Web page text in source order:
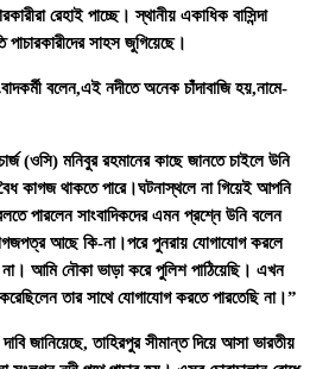
রেহাই পাচ্ছে। স্থানীয় একাধিক বাসিন্দা
সাহস জুগিয়েছে।
বলেন,এই নদীতে অনেক চাঁদাবাজি হয়,নামে-
(ওসি) মনিবুর রহমানের কাছে জানতে চাইলে উনি
কাগজ থাকতে পারে।ঘটনাস্থলে না গিয়েই আপনি
পারলেন সাংবাদিকদের এমন প্রশ্নে উনি বলেন
আছে কি-না।পরে পুনরায় যোগাযোগ করলে
না। আমি নৌকা ভাড়া করে পুলিশ পাঠিয়েছি। এখন
তার সাথে যোগাযোগ করতে পারতেছি না।”
জানিয়েছে, তাহিরপুর সীমান্ত দিয়ে আসা ভারতীয়